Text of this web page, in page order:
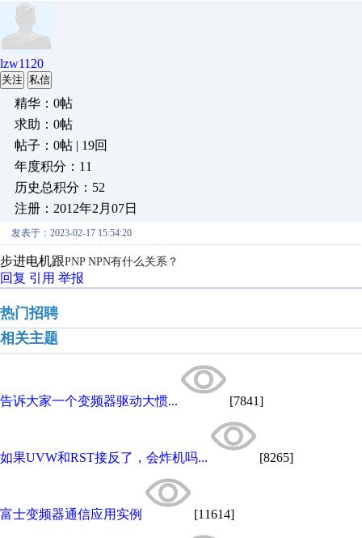
lzw1120
关注 私信
精华：0帖
求助：0帖
帖子：0帖 | 19回
年度积分：11
历史总积分：52
注册：2012年2月07日
发表于：2023-02-17 15:54:20
步进电机跟PNP NPN有什么关系？
回复 引用 举报
热门招聘
相关主题
告诉大家一个变频器驱动大惯... [7841]
如果UVW和RST接反了，会炸机吗... [8265]
富士变频器通信应用实例 [11614]